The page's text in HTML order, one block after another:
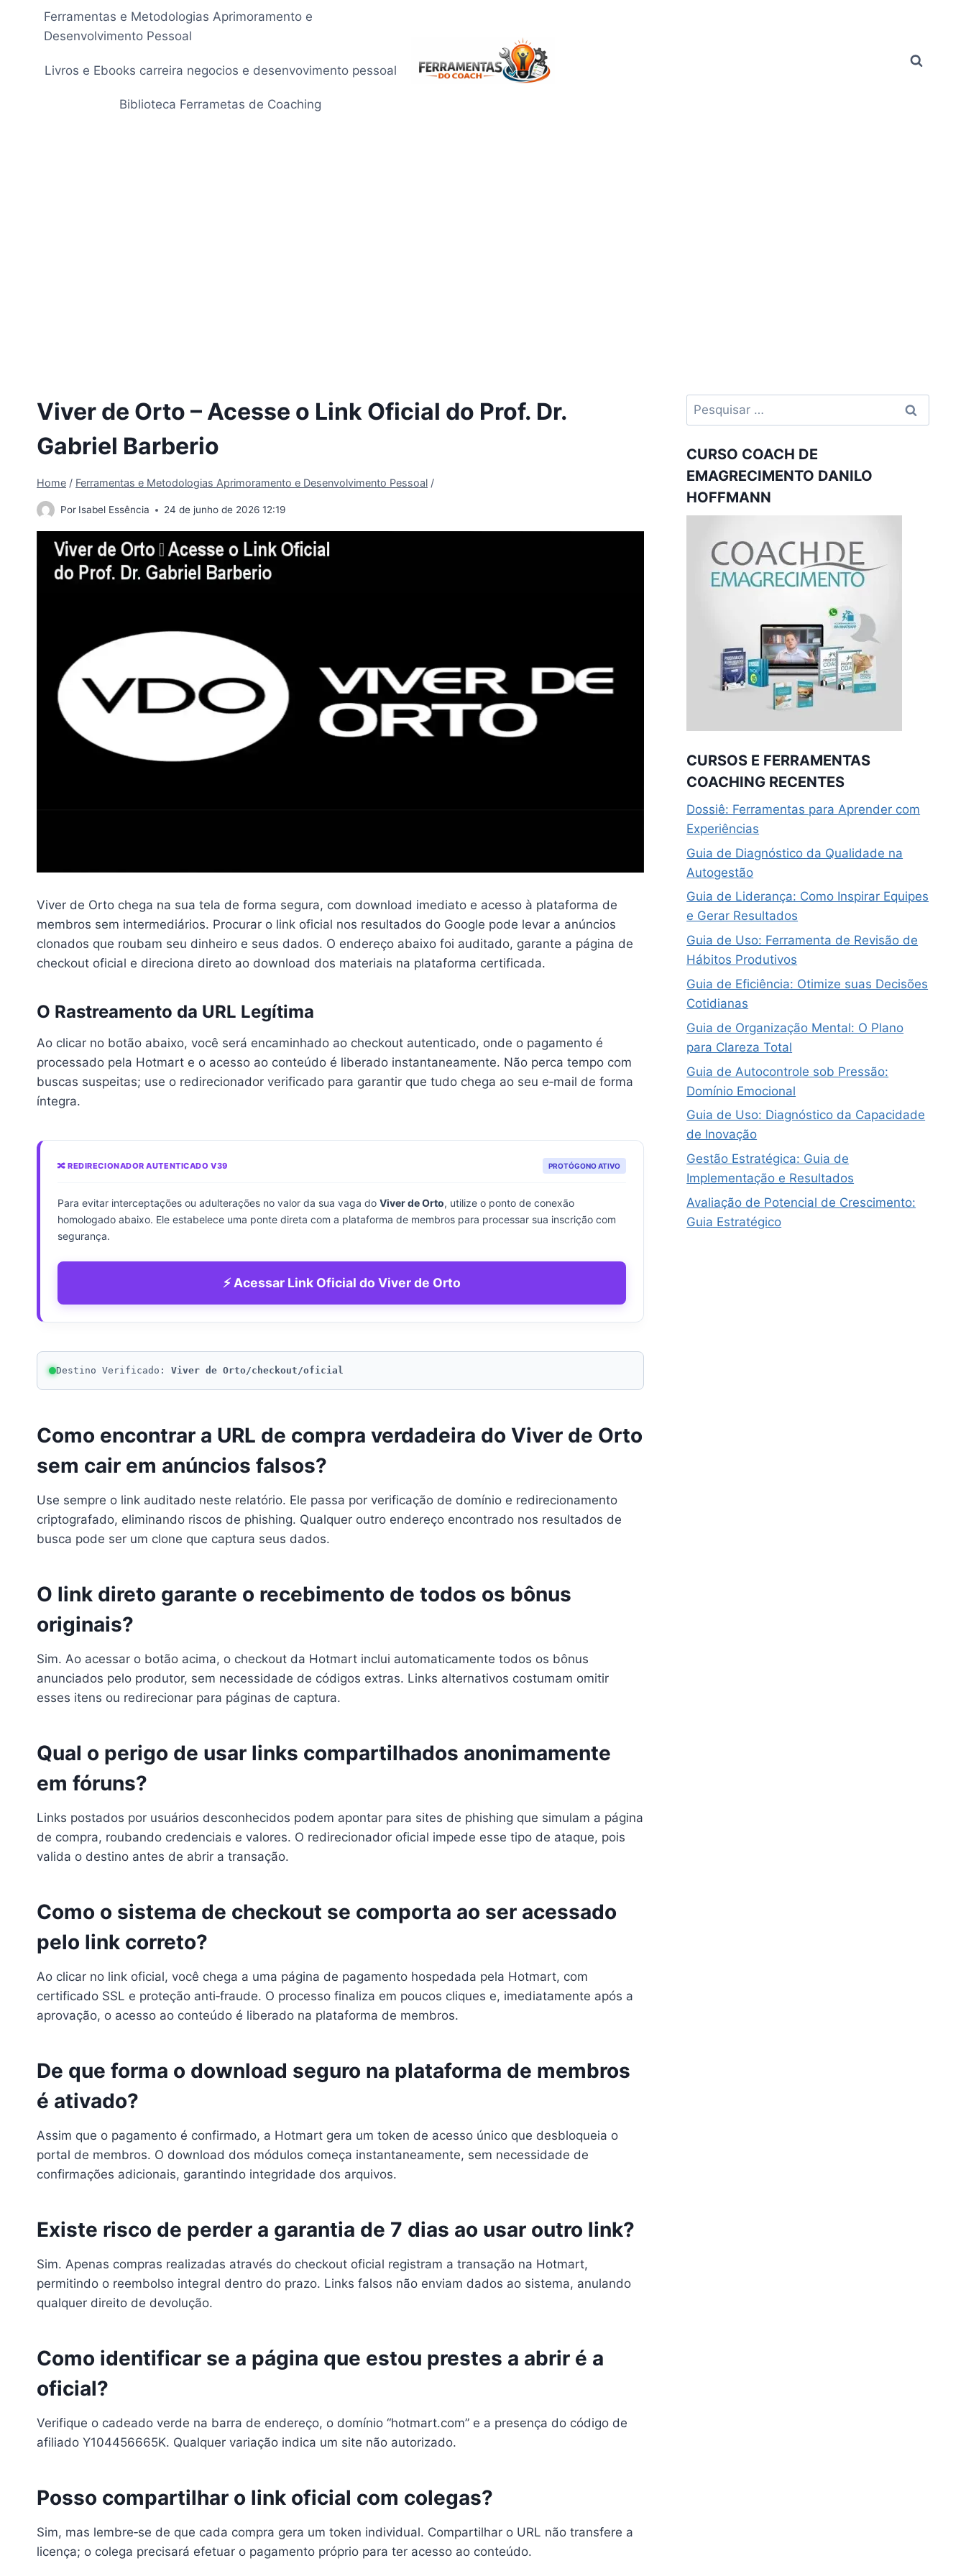
Conteúdo
Ferramentas e Metodologias Aprimoramento e
Desenvolvimento Pessoal
Livros e Ebooks carreira negocios e desenvovimento pessoal
Biblioteca Ferrametas de Coaching
Viver de Orto – Acesse o Link Oficial do Prof. Dr.
Gabriel Barberio
Home / Ferramentas e Metodologias Aprimoramento e Desenvolvimento Pessoal /
Por Isabel Essência 24 de junho de 2026 12:19
Viver de Orto chega na sua tela de forma segura, com download imediato e acesso à plataforma de
membros sem intermediários. Procurar o link oficial nos resultados do Google pode levar a anúncios
clonados que roubam seu dinheiro e seus dados. O endereço abaixo foi auditado, garante a página de
checkout oficial e direciona direto ao download dos materiais na plataforma certificada.
O Rastreamento da URL Legítima
Ao clicar no botão abaixo, você será encaminhado ao checkout autenticado, onde o pagamento é
processado pela Hotmart e o acesso ao conteúdo é liberado instantaneamente. Não perca tempo com
buscas suspeitas; use o redirecionador verificado para garantir que tudo chega ao seu e‑mail de forma
íntegra.
🔀 REDIRECIONADOR AUTENTICADO V39 PROTÓGONO ATIVO
Para evitar interceptações ou adulterações no valor da sua vaga do Viver de Orto, utilize o ponto de conexão
homologado abaixo. Ele estabelece uma ponte direta com a plataforma de membros para processar sua inscrição com
segurança.
⚡ Acessar Link Oficial do Viver de Orto
Destino Verificado: Viver de Orto/checkout/oficial
Como encontrar a URL de compra verdadeira do Viver de Orto
sem cair em anúncios falsos?
Use sempre o link auditado neste relatório. Ele passa por verificação de domínio e redirecionamento
criptografado, eliminando riscos de phishing. Qualquer outro endereço encontrado nos resultados de
busca pode ser um clone que captura seus dados.
O link direto garante o recebimento de todos os bônus
originais?
Sim. Ao acessar o botão acima, o checkout da Hotmart inclui automaticamente todos os bônus
anunciados pelo produtor, sem necessidade de códigos extras. Links alternativos costumam omitir
esses itens ou redirecionar para páginas de captura.
Qual o perigo de usar links compartilhados anonimamente
em fóruns?
Links postados por usuários desconhecidos podem apontar para sites de phishing que simulam a página
de compra, roubando credenciais e valores. O redirecionador oficial impede esse tipo de ataque, pois
valida o destino antes de abrir a transação.
Como o sistema de checkout se comporta ao ser acessado
pelo link correto?
Ao clicar no link oficial, você chega a uma página de pagamento hospedada pela Hotmart, com
certificado SSL e proteção anti‑fraude. O processo finaliza em poucos cliques e, imediatamente após a
aprovação, o acesso ao conteúdo é liberado na plataforma de membros.
De que forma o download seguro na plataforma de membros
é ativado?
Assim que o pagamento é confirmado, a Hotmart gera um token de acesso único que desbloqueia o
portal de membros. O download dos módulos começa instantaneamente, sem necessidade de
confirmações adicionais, garantindo integridade dos arquivos.
Existe risco de perder a garantia de 7 dias ao usar outro link?
Sim. Apenas compras realizadas através do checkout oficial registram a transação na Hotmart,
permitindo o reembolso integral dentro do prazo. Links falsos não enviam dados ao sistema, anulando
qualquer direito de devolução.
Como identificar se a página que estou prestes a abrir é a
oficial?
Verifique o cadeado verde na barra de endereço, o domínio “hotmart.com” e a presença do código de
afiliado Y104456665K. Qualquer variação indica um site não autorizado.
Posso compartilhar o link oficial com colegas?
Sim, mas lembre‑se de que cada compra gera um token individual. Compartilhar o URL não transfere a
licença; o colega precisará efetuar o pagamento próprio para ter acesso ao conteúdo.
Pesquisar
por:
CURSO COACH DE
EMAGRECIMENTO DANILO
HOFFMANN
CURSOS E FERRAMENTAS
COACHING RECENTES
Dossiê: Ferramentas para Aprender com
Experiências
Guia de Diagnóstico da Qualidade na
Autogestão
Guia de Liderança: Como Inspirar Equipes
e Gerar Resultados
Guia de Uso: Ferramenta de Revisão de
Hábitos Produtivos
Guia de Eficiência: Otimize suas Decisões
Cotidianas
Guia de Organização Mental: O Plano
para Clareza Total
Guia de Autocontrole sob Pressão:
Domínio Emocional
Guia de Uso: Diagnóstico da Capacidade
de Inovação
Gestão Estratégica: Guia de
Implementação e Resultados
Avaliação de Potencial de Crescimento:
Guia Estratégico